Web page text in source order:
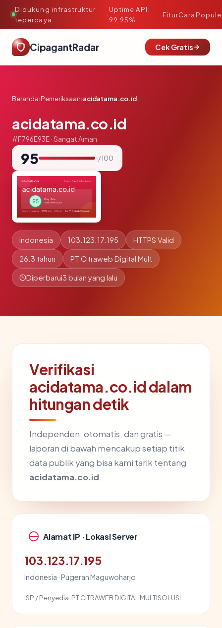
Didukung infrastruktur
tepercaya
·
Uptime API:
99.95%
FiturCara
CipagantRadar Cek Gratis
Beranda›Pemeriksaan›acidatama.co.id
acidatama.co.id
#F796E93E · Sangat Aman
95 / 100
Indonesia 103.123.17.195 HTTPS Valid
26.3 tahun PT Citraweb Digital Mult
Diperbarui3 bulan yang lalu
Verifikasi
acidatama.co.id dalam
hitungan detik
Independen, otomatis, dan gratis —
laporan di bawah mencakup setiap titik
data publik yang bisa kami tarik tentang
acidatama.co.id.
Alamat IP · Lokasi Server
103.123.17.195
Indonesia · Pugeran Maguwoharjo
ISP / Penyedia: PT CITRAWEB DIGITAL MULTISOLUSI